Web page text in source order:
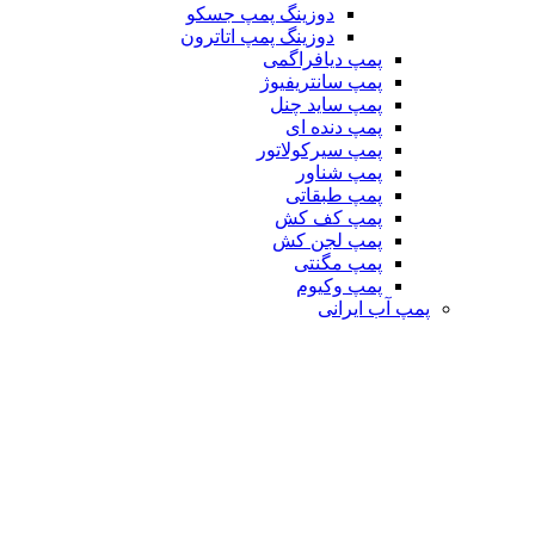
دوزینگ پمپ جسکو
دوزینگ پمپ اتاترون
پمپ دیافراگمی
پمپ سانتریفیوژ
پمپ ساید چنل
پمپ دنده ای
پمپ سیرکولاتور
پمپ شناور
پمپ طبقاتی
پمپ کف کش
پمپ لجن کش
پمپ مگنتی
پمپ وکیوم
پمپ آب ایرانی